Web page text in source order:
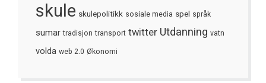
skule skulepolitikk sosiale media spel språk
sumar tradisjon transport twitter Utdanning vatn
volda web 2.0 Økonomi